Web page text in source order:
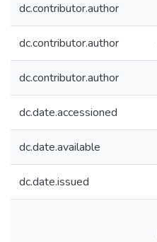
dc.contributor.author
dc.contributor.author
dc.contributor.author
dc.date.accessioned
dc.date.available
dc.date.issued